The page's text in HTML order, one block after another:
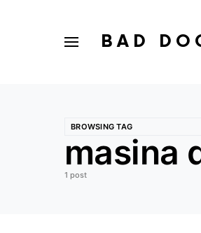
BAD
BROWSING TAG
masina
1 post